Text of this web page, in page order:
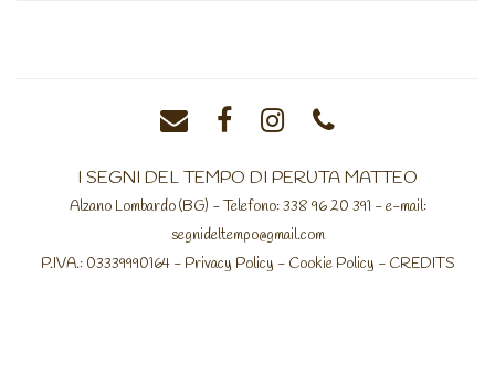
I SEGNI DEL TEMPO DI PERUTA MATTEO
Alzano Lombardo (BG) - Telefono: 338 96 20 391 - e-mail:
segnideltempo@gmail.com
P.IVA.: 03339990164 - Privacy Policy - Cookie Policy - CREDITS